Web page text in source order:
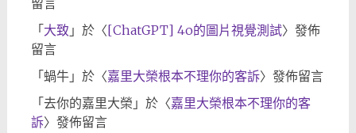
「大致 」於〈[ChatGPT] 4o的圖片視覺測試〉發佈
留言
「蝸牛」於〈嘉里大榮根本不理你的客訴〉發佈留言
「去你的嘉里大榮 」於〈嘉里大榮根本不理你的客
訴〉發佈留言